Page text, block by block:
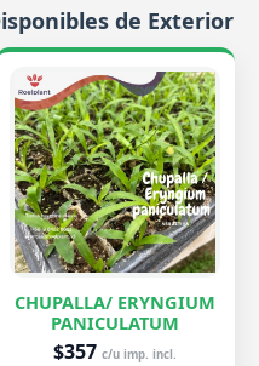
de Exterior
CHUPALLA/ ERYNGIUM
PANICULATUM
$357 c/u imp. incl.